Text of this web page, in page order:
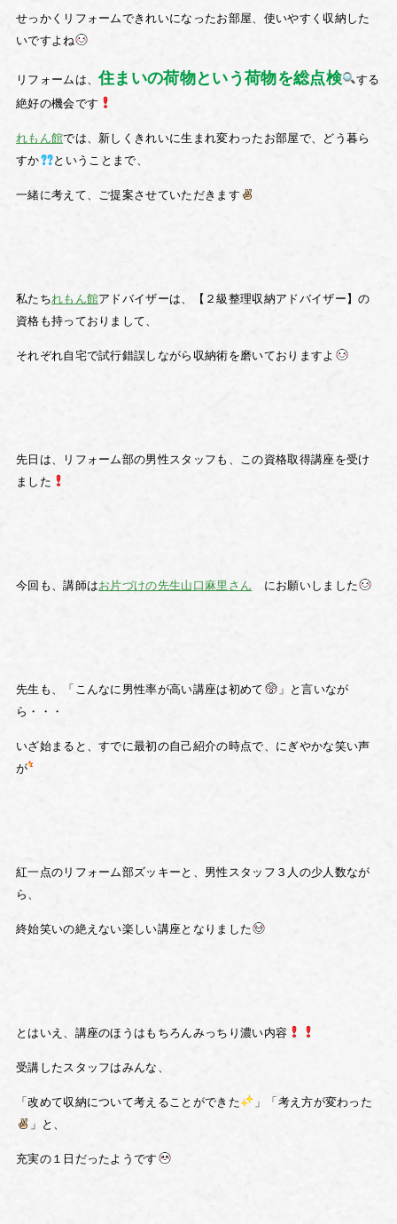
せっかくリフォームできれいになったお部屋、使いやすく収納した
いですよね
リフォームは、住まいの荷物という荷物を総点検
する
絶好の機会です
れもん館では、新しくきれいに生まれ変わったお部屋で、どう暮ら
すか
ということまで、
一緒に考えて、ご提案させていただきます
私たちれもん館アドバイザーは、【 ２級整理収納アドバイザー】の
資格も持っておりまして、
それぞれ自宅で試行錯誤しながら収納術を磨いておりますよ
先日は、リフォーム部の男性スタッフも、この資格取得講座を受け
ました
今回も、講師はお片づけの先生山口麻里さん にお願いしました
先生も、「こんなに男性率が高い講座は初めて
」と言いなが
ら・・・
いざ始まると、すでに最初の自己紹介の時点で、にぎやかな笑い声
が
紅一点のリフォーム部ズッキーと、男性スタッフ３人の少人数なが
ら、
終始笑いの絶えない楽しい講座となりました
とはいえ、講座のほうはもちろんみっちり濃い内容
受講したスタッフはみんな、
「改めて収納について考えることができた
」「考え方が変わった
」と、
充実の１日だったようです